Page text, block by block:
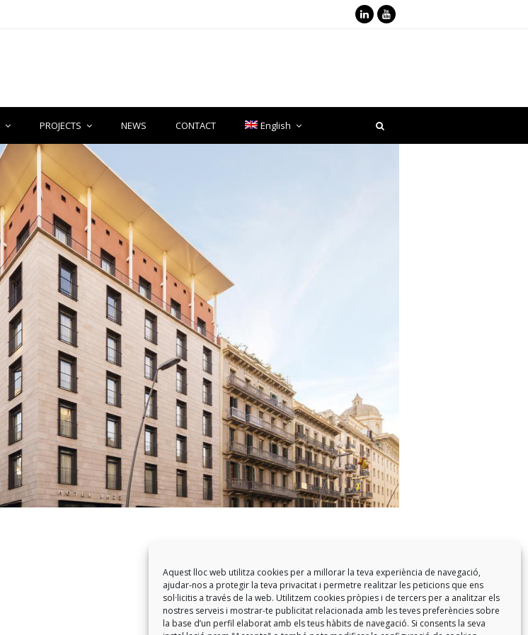
Aquest lloc web utilitza cookies per a millorar la teva experiència de navegació,
ajudar-nos a protegir la teva privacitat i permetre realitzar les peticions que ens
sol·licitis a través de la web. Utilitzem cookies pròpies i de tercers per a analitzar els
nostres serveis i mostrar-te publicitat relacionada amb les teves preferències sobre
la base d’un perfil elaborat amb els teus hàbits de navegació. Si consents la seva
LinkedInYoutube
PROJECTS NEWS CONTACT English